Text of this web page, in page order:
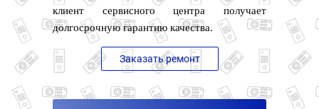
клиент сервисного центра получает
долгосрочную гарантию качества.
Заказать ремонт